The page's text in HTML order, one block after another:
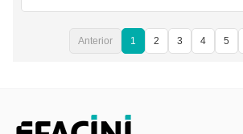
Anterior 1 2 3 4 5